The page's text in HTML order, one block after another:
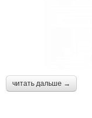
читать дальше →